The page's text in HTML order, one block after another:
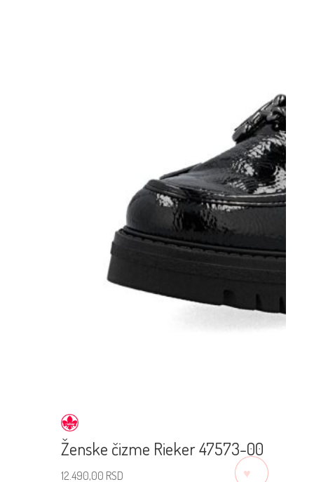
Ženske čizme Rieker 47573-00
12.490,00 RSD